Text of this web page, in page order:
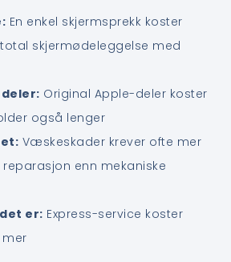
En enkel skjermsprekk koster
skjermødeleggelse med
Original Apple-deler koster
også lenger
Væskeskader krever ofte mer
enn mekaniske
er: Express-service koster